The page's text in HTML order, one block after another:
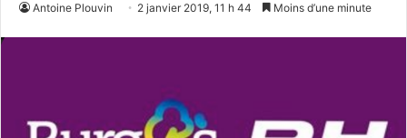
Antoine Plouvin 2 janvier 2019, 11 h 44 Moins d’une minute